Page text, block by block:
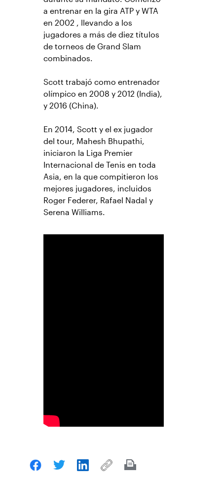
a entrenar en la gira ATP y WTA
en 2002 , llevando a los
jugadores a más de diez títulos
de torneos de Grand Slam
combinados.
Scott trabajó como entrenador
olímpico en 2008 y 2012 (India),
y 2016 (China).
En 2014, Scott y el ex jugador
del tour, Mahesh Bhupathi,
iniciaron la Liga Premier
Internacional de Tenis en toda
Asia, en la que compitieron los
mejores jugadores, incluidos
Roger Federer, Rafael Nadal y
Serena Williams.